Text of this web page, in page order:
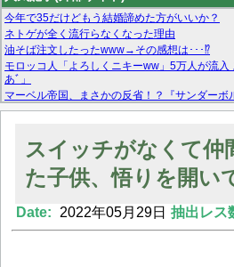
今年で35だけどもう結婚諦めた方がいいか？
ネトゲが全く流行らなくなった理由
油そば注文したったwww→その感想は･･･⁉
モロッコ人「よろしくニキーww」5万人が流入
あﾞ」
マーベル帝国、まさかの反省！？『サンダー
ニーCEOの「量より質」宣言の裏で渦巻くフ
【モー娘。石田亜佑美】ファーストテイク出演
【画像あり】FacebookとかTwitterで拾ったエロ
スイッチがなくて仲
た子供、悟りを開い
Date: 2022年05月29日 抽出レス